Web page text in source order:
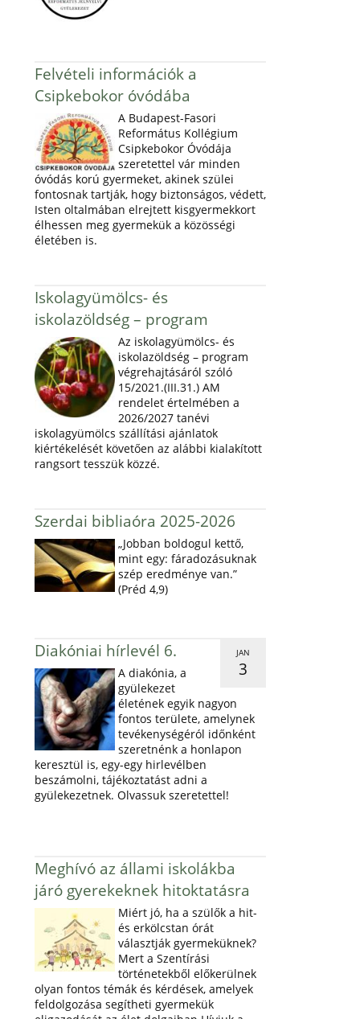
Felvételi információk a
Csipkebokor óvódába
A Budapest-Fasori
Református Kollégium
Csipkebokor Óvódája
szeretettel vár minden
óvódás korú gyermeket, akinek szülei
fontosnak tartják, hogy biztonságos, védett,
Isten oltalmában elrejtett kisgyermekkort
élhessen meg gyermekük a közösségi
életében is.
Iskolagyümölcs- és
iskolazöldség – program
Az iskolagyümölcs- és
iskolazöldség – program
végrehajtásáról szóló
15/2021.(III.31.) AM
rendelet értelmében a
2026/2027 tanévi
iskolagyümölcs szállítási ajánlatok
kiértékelését követően az alábbi kialakított
rangsort tesszük közzé.
Szerdai bibliaóra 2025-2026
„Jobban boldogul kettő,
mint egy: fáradozásuknak
szép eredménye van.”
(Préd 4,9)
JAN
3
Diakóniai hírlevél 6.
A diakónia, a
gyülekezet
életének egyik nagyon
fontos területe, amelynek
tevékenységéról időnként
szeretnénk a honlapon
keresztül is, egy-egy hirlevélben
beszámolni, tájékoztatást adni a
gyülekezetnek. Olvassuk szeretettel!
Meghívó az állami iskolákba
járó gyerekeknek hitoktatásra
Miért jó, ha a szülők a hit-
és erkölcstan órát
választják gyermeküknek?
Mert a Szentírási
történetekből előkerülnek
olyan fontos témák és kérdések, amelyek
feldolgozása segítheti gyermekük